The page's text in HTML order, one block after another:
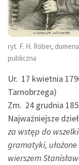
ryt. F. H. Röber, domena
publiczna
Ur. 17 kwietnia
Tarnobrzega)
Zm. 24 grudnia
Najważniejsze
za wstęp do
gramatyki,
wierszem